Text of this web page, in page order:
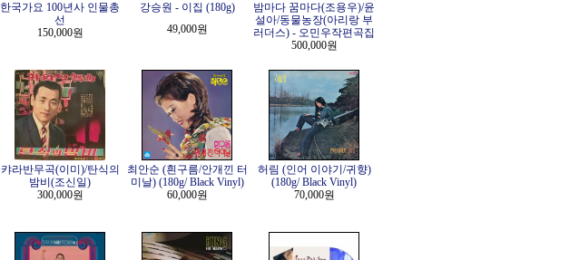
한국가요 100년사 인물총
선
150,000원
강승원 - 이집 (180g)
49,000원
밤마다 꿈마다(조용우)/윤
설아/동물농장(아리랑 부
러더스) - 오민우작편곡집
500,000원
캬라반무곡(이미)/탄식의
밤비(조신일)
300,000원
최안순 (흰구름/안개낀 터
미날) (180g/ Black Vinyl)
60,000원
허림 (인어 이야기/귀향)
(180g/ Black Vinyl)
70,000원